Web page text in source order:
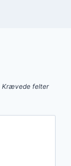
Krævede felter